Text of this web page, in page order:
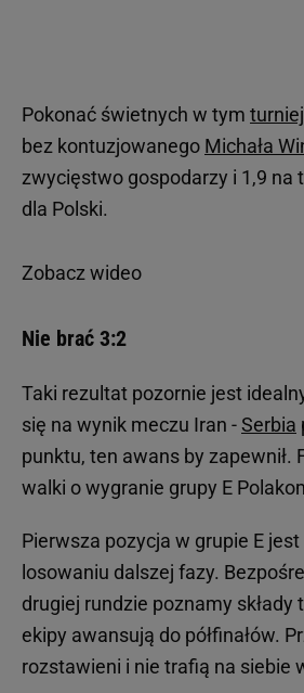
Pokonać świetnych w tym
bez kontuzjowanego Michała
zwycięstwo gospodarzy i 1,9
dla Polski.
Zobacz wideo
Nie brać 3:2
Taki rezultat pozornie jest
się na wynik meczu Iran -Serbia
punktu, ten awans by zapewnił.
walki o wygranie grupy E
Pierwsza pozycja w grupie E
losowaniu dalszej fazy.
drugiej rundzie poznamy składy
ekipy awansują do półfinałów.
rozstawieni i nie trafią na siebie